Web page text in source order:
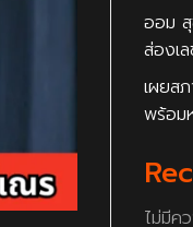
ออม สุ
ส่องเ
เผยส
พร้อม
ไม่มีค